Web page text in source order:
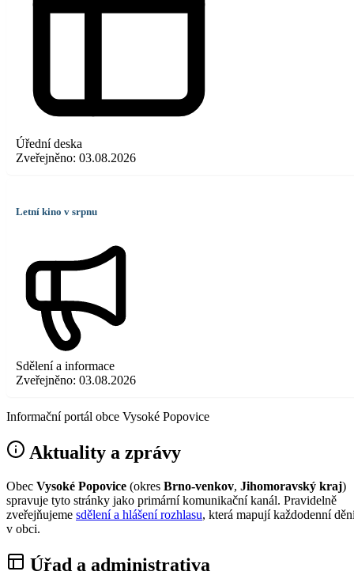
Úřední deska
Zveřejněno: 03.08.2026
Letní kino v srpnu
Sdělení a informace
Zveřejněno: 03.08.2026
Informační portál obce Vysoké Popovice
Aktuality a zprávy
Obec Vysoké Popovice (okres Brno-venkov, Jihomoravský kraj)
spravuje tyto stránky jako primární komunikační kanál. Pravidelně
zveřejňujeme sdělení a hlášení rozhlasu, která mapují každodenní
v obci.
Úřad a administrativa